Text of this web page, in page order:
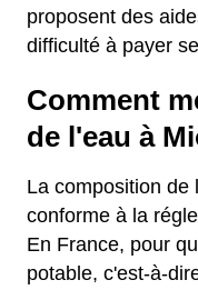
proposent des
difficulté à payer
Comment
de l'eau à
La composition de
conforme à la
En France, pour
potable, c'est-à-